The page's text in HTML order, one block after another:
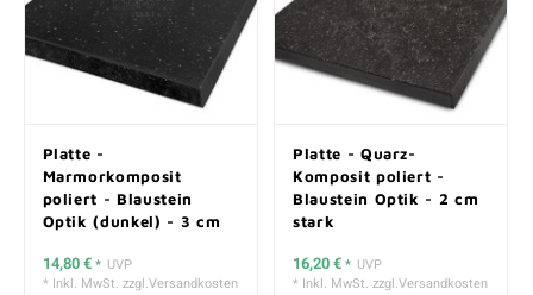
Platte -
Marmorkomposit
poliert - Blaustein
Optik (dunkel) - 3 cm
14,80 €* UVP
* Inkl. MwSt. zzgl.Versandkosten
Platte - Quarz-
Komposit poliert -
Blaustein Optik - 2 cm
stark
16,20 €* UVP
* Inkl. MwSt. zzgl.Versandkosten